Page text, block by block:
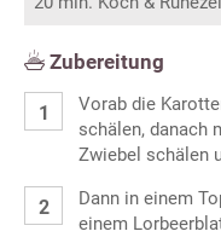
Zubereitung
Vorab die
schälen, danach
Zwiebel schälen
Dann in einem
einem